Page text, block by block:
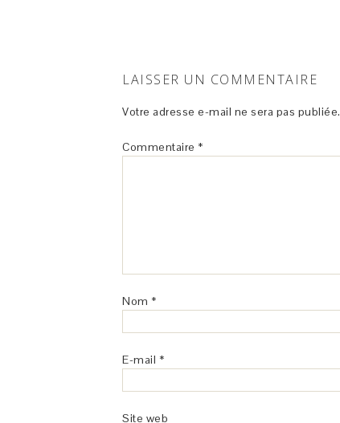
LAISSER UN COMMENTAIRE
Votre adresse e-mail ne sera pas publiée.
Commentaire *
Nom *
E-mail *
Site web